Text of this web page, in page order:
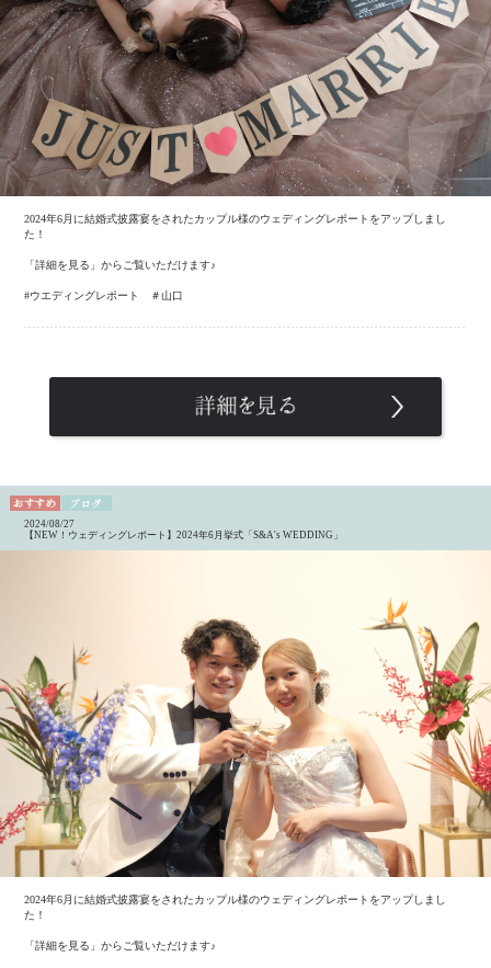
2024年6月に結婚式披露宴をされたカップル様のウェディングレポートをアップしまし
た！
「詳細を見る」からご覧いただけます♪
#ウエディングレポート ＃山口
2024/08/27
【NEW！ウェディングレポート】2024年6月挙式「S&A's WEDDING」
2024年6月に結婚式披露宴をされたカップル様のウェディングレポートをアップしまし
た！
「詳細を見る」からご覧いただけます♪